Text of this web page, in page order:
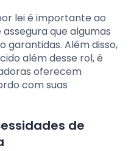
lei é importante ao
que algumas
garantidas. Além disso,
além desse rol, é
oferecem
com suas
de